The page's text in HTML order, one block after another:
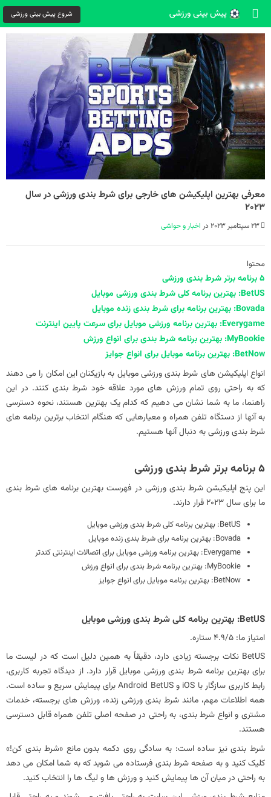
شروع پیش بینی ورزشی
معرفی بهترین اپلیکیشن های خارجی برای شرط بندی ورزشی در سال
2023
23 سپتامبر 2023 در اخبار و حواشی
محتوا
5 برنامه برتر شرط بندی ورزشی
انواع اپلیکیشن های شرط‌ بندی ورزشی موبایل به بازیکنان این امکان را می‌ دهند
که به راحتی روی تمام ورزش‌ های مورد علاقه خود شرط‌ بندی کنند. در این
راهنما، ما به شما نشان می دهیم که کدام یک بهترین هستند، نحوه دسترسی
به آنها از دستگاه تلفن همراه و معیارهایی که هنگام انتخاب برترین برنامه های
شرط بندی ورزشی به دنبال آنها هستیم.
5 برنامه برتر شرط بندی ورزشی
این پنج اپلیکیشن شرط بندی ورزشی در فهرست بهترین برنامه های شرط بندی
ما برای سال 2023 قرار دارند.
امتیاز ما: 4.9/5 ستاره.
‏BetUS نکات برجسته زیادی دارد، دقیقاً به همین دلیل است که در لیست ما
برای بهترین برنامه شرط بندی ورزشی موبایل قرار دارد. از دیدگاه تجربه کاربری،
رابط کاربری سازگار با iOS و Android BetUS برای پیمایش سریع و ساده است.
همه اطلاعات مهم، مانند شرط‌ بندی ورزشی زنده، ورزش‌ های برجسته، خدمات
مشتری و انواع شرط ‌بندی، به راحتی در صفحه اصلی تلفن همراه قابل دسترسی
هستند.
شرط بندی نیز ساده است: به سادگی روی دکمه بدون مانع «شرط بندی کن!»
کلیک کنید و به صفحه شرط بندی فرستاده می شوید که به شما امکان می دهد
به راحتی در میان آن ها پیمایش کنید و ورزش ها و لیگ ها را انتخاب کنید.